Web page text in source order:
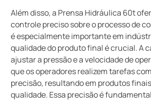
Além disso, a Prensa Hidráulica 60t
controle preciso sobre o processo de
é especialmente importante em
qualidade do produto final é crucial. A
ajustar a pressão e a velocidade de
que os operadores realizem tarefas
precisão, resultando em produtos
qualidade. Essa precisão é